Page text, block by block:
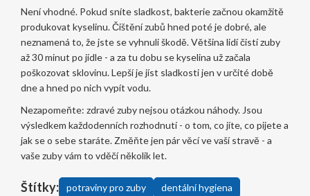
Není vhodné. Pokud sníte sladkost, bakterie začnou okamžitě
produkovat kyselinu. Čištění zubů hned poté je dobré, ale
neznamená to, že jste se vyhnuli škodě. Většina lidí čistí zuby
až 30 minut po jídle - a za tu dobu se kyselina už začala
poškozovat sklovinu. Lepší je jíst sladkosti jen v určité době
dne a hned po nich vypít vodu.
Nezapomeňte: zdravé zuby nejsou otázkou náhody. Jsou
výsledkem každodenních rozhodnutí - o tom, co jíte, co pijete a
jak se o sebe staráte. Změňte jen pár věcí ve vaší stravě - a
vaše zuby vám to vděčí několik let.
Štítky: potraviny pro zuby dentální hygiena